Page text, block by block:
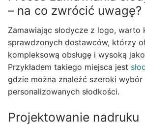
– na co zwrócić uwagę?
Zamawiając słodycze z logo, warto
sprawdzonych dostawców, którzy
kompleksową obsługę i wysoką
Przykładem takiego miejsca jest
gdzie można znaleźć szeroki wybór
personalizowanych słodkości.
Projektowanie nadruku